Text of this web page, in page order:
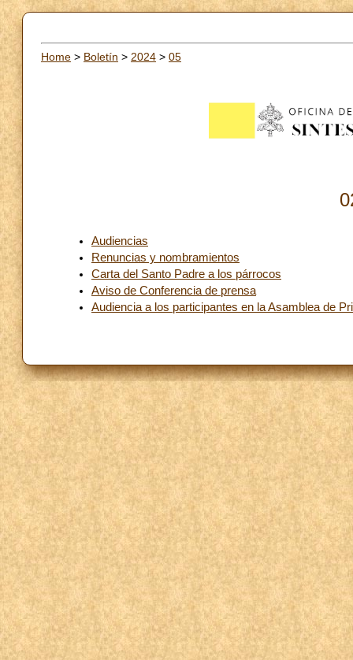
Home > Boletín > 2024 > 05
Audiencias
Renuncias y nombramientos
Carta del Santo Padre a los párrocos
Aviso de Conferencia de prensa
Audiencia a los participantes en la Asamblea de